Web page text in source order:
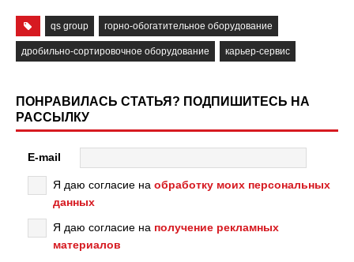
qs group горно-обогатительное оборудование
дробильно-сортировочное оборудование карьер-сервис
ПОНРАВИЛАСЬ СТАТЬЯ? ПОДПИШИТЕСЬ НА
РАССЫЛКУ
E-mail
Я даю согласие на обработку моих персональных
данных
Я даю согласие на получение рекламных
материалов